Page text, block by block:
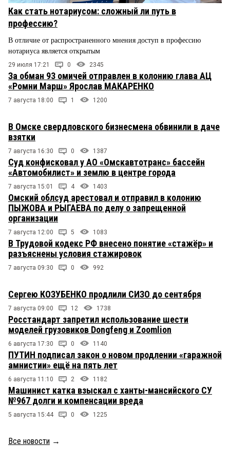
Как стать нотариусом: сложный ли путь в
профессию?
В отличие от распространенного мнения доступ в профессию
нотариуса является открытым
29 июля 17:21 0 2345
За обман 93 омичей отправлен в колонию глава АЦ
«Ромни Марш» Ярослав МАКАРЕНКО
7 августа 18:00 1 1200
В Омске свердловского бизнесмена обвинили в даче
взятки
7 августа 16:30 0 1387
Суд конфисковал у АО «Омскавтотранс» бассейн
«Автомобилист» и землю в центре города
7 августа 15:01 4 1403
Омский облсуд арестовал и отправил в колонию
ПЫЖОВА и РЫГАЕВА по делу о запрещенной
организации
7 августа 12:00 5 1083
В Трудовой кодекс РФ внесено понятие «стажёр» и
разъяснены условия стажировок
7 августа 09:30 0 992
Сергею КОЗУБЕНКО продлили СИЗО до сентября
7 августа 09:00 12 1738
Росстандарт запретил использование шести
моделей грузовиков Dongfeng и Zoomlion
6 августа 17:30 0 1140
ПУТИН подписал закон о новом продлении «гаражной
амнистии» ещё на пять лет
6 августа 11:10 2 1182
Машинист катка взыскал с ханты-мансийского СУ
№967 долги и компенсации вреда
5 августа 15:44 0 1225
Все новости →